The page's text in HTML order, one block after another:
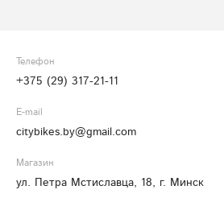
Телефон
+375 (29) 317-21-11
E-mail
citybikes.by@gmail.com
Магазин
ул. Петра Мстиславца, 18, г. Минск